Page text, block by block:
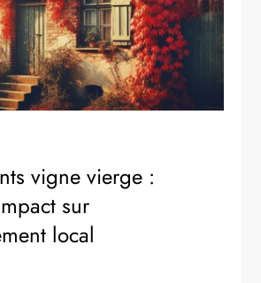
vigne vierge :
sur
local